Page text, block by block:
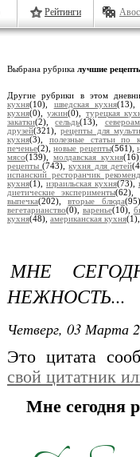
Рейтинги
Выбрана рубрика лучшие
Другие рубрики в этом
кухня(10), шведская кухня
кухня(0),ужин(0), турецкая
закатки(2),сельдь(13),
друзей(321),рецепты для
кухня(3), полезные статьи по
печенье(2),новые рецепты(561),
мясо(139), молдавская кухня
рецепты(743),кухня для детей
испанский ресторанчик
кухня(1), израильская кухня(73),
диетические эксперименты(62),
выпечка(202),вторые блюда
вегетарианство(0), варенье(10),
кухня(48), американская кухня
МНЕ
НЕЖНОСТЬ...
Четверг, 03 Марта
Это цитата
свой цитатник
Мне сегодня